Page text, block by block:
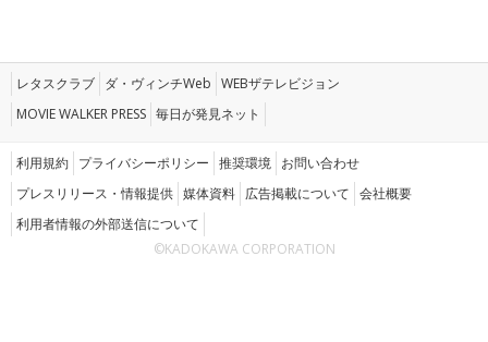
レタスクラブ ダ・ヴィンチWeb WEBザテレビジョン
MOVIE WALKER PRESS 毎日が発見ネット
利用規約 プライバシーポリシー 推奨環境 お問い合わせ
プレスリリース・情報提供 媒体資料 広告掲載について 会社概要
利用者情報の外部送信について
©KADOKAWA CORPORATION